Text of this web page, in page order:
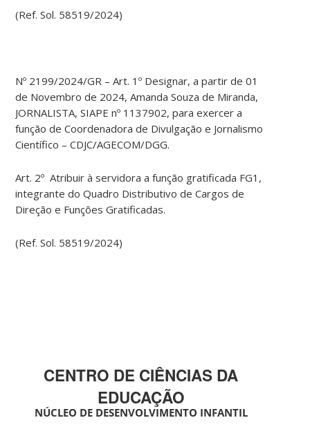
(Ref. Sol. 58519/2024)
Nº 2199/2024/GR – Art. 1º Designar, a partir de 01
de Novembro de 2024, Amanda Souza de Miranda,
JORNALISTA, SIAPE nº 1137902, para exercer a
função de Coordenadora de Divulgação e Jornalismo
Científico – CDJC/AGECOM/DGG.
Art. 2º Atribuir à servidora a função gratificada FG1,
integrante do Quadro Distributivo de Cargos de
Direção e Funções Gratificadas.
(Ref. Sol. 58519/2024)
CENTRO DE CIÊNCIAS DA
EDUCAÇÃO
NÚCLEO DE DESENVOLVIMENTO INFANTIL